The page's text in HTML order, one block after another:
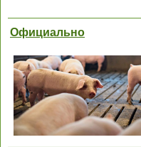
Официально